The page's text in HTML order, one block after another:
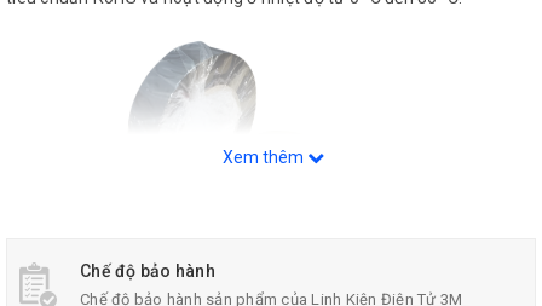
Xem thêm
Chế độ bảo hành
Chế độ bảo hành sản phẩm của Linh Kiện Điện Tử 3M